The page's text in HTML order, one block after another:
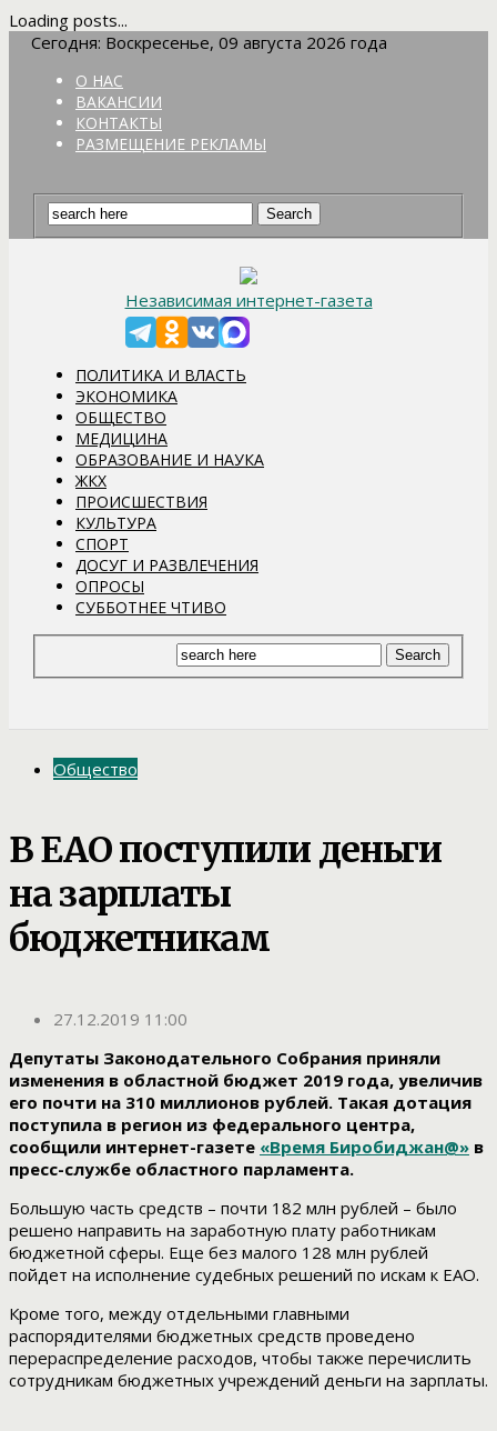
Loading posts...
Сегодня: Воскресенье, 09 августа 2026 года
О НАС
ВАКАНСИИ
КОНТАКТЫ
РАЗМЕЩЕНИЕ РЕКЛАМЫ
Независимая интернет-газета
ПОЛИТИКА И ВЛАСТЬ
ЭКОНОМИКА
ОБЩЕСТВО
МЕДИЦИНА
ОБРАЗОВАНИЕ И НАУКА
ЖКХ
ПРОИСШЕСТВИЯ
КУЛЬТУРА
СПОРТ
ДОСУГ И РАЗВЛЕЧЕНИЯ
ОПРОСЫ
СУББОТНЕЕ ЧТИВО
Общество
В ЕАО поступили деньги
на зарплаты
бюджетникам
27.12.2019 11:00
Депутаты Законодательного Собрания приняли
изменения в областной бюджет 2019 года, увеличив
его почти на 310 миллионов рублей. Такая дотация
поступила в регион из федерального центра,
сообщили интернет-газете «Время Биробиджан@» в
пресс-службе областного парламента.
Большую часть средств – почти 182 млн рублей – было
решено направить на заработную плату работникам
бюджетной сферы. Еще без малого 128 млн рублей
пойдет на исполнение судебных решений по искам к ЕАО.
Кроме того, между отдельными главными
распорядителями бюджетных средств проведено
перераспределение расходов, чтобы также перечислить
сотрудникам бюджетных учреждений деньги на зарплаты.